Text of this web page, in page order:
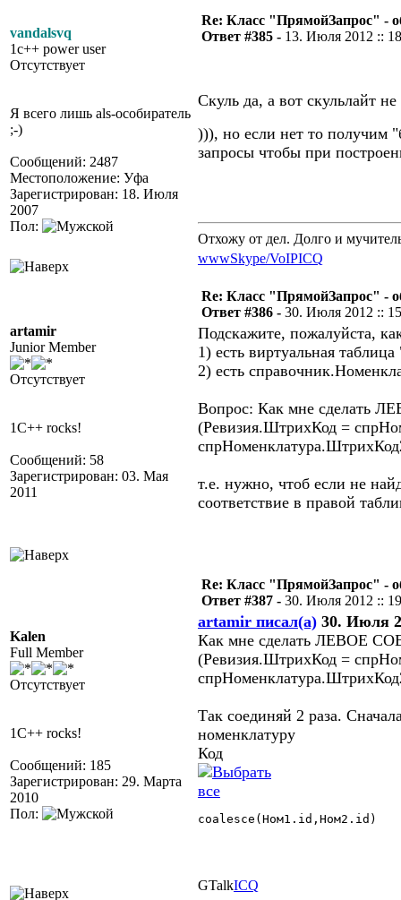
vandalsvq
1c++ power user
Отсутствует
Я всего лишь als-особиратель
;-)
Сообщений: 2487
Местоположение: Уфа
Зарегистрирован: 18. Июля
2007
Пол:
Re: Класс "ПрямойЗапрос" -
Ответ #385 - 13. Июля 2012 ::
Скуль да, а вот скульлайт
))), но если нет то получим
запросы чтобы при
Отхожу от дел. Долго и
wwwSkype/VoIPICQ
artamir
Junior Member
Отсутствует
1C++ rocks!
Сообщений: 58
Зарегистрирован: 03. Мая
2011
Re: Класс "ПрямойЗапрос" -
Ответ #386 - 30. Июля 2012 ::
Подскажите, пожалуйста,
1) есть виртуальная
2) есть
Вопрос: Как мне сделать
(Ревизия.ШтрихКод =
т.е. нужно, чтоб если не
соответствие в правой
Kalen
Full Member
Отсутствует
1C++ rocks!
Сообщений: 185
Зарегистрирован: 29. Марта
2010
Пол:
Re: Класс "ПрямойЗапрос" -
Ответ #387 - 30. Июля 2012 ::
artamir писал(а) 30. Июля
Как мне сделать ЛЕВОЕ
(Ревизия.ШтрихКод =
Так соединяй 2 раза.
номенклатуру
Код
coalesce(Ном1.id,Ном2.id)
GTalkICQ